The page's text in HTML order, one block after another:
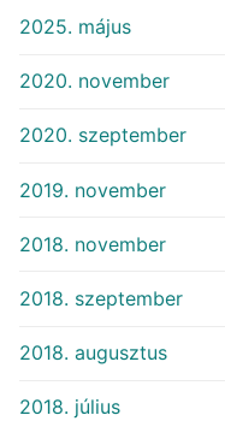
2025. május
2020. november
2020. szeptember
2019. november
2018. november
2018. szeptember
2018. augusztus
2018. július